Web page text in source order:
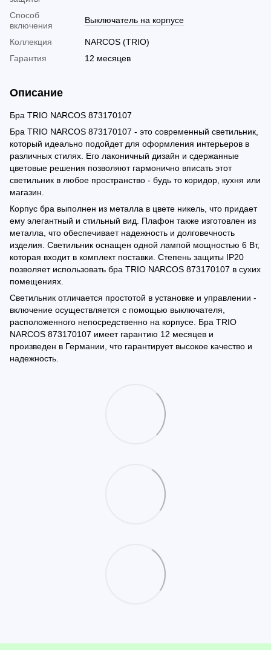
Способ
включения
Выключатель на корпусе
Коллекция
NARCOS (TRIO)
Гарантия
12 месяцев
Описание
Бра TRIO NARCOS 873170107
Бра TRIO NARCOS 873170107 - это современный светильник,
который идеально подойдет для оформления интерьеров в
различных стилях. Его лаконичный дизайн и сдержанные
цветовые решения позволяют гармонично вписать этот
светильник в любое пространство - будь то коридор, кухня или
магазин.
Корпус бра выполнен из металла в цвете никель, что придает
ему элегантный и стильный вид. Плафон также изготовлен из
металла, что обеспечивает надежность и долговечность
изделия. Светильник оснащен одной лампой мощностью 6 Вт,
которая входит в комплект поставки. Степень защиты IP20
позволяет использовать бра TRIO NARCOS 873170107 в сухих
помещениях.
Светильник отличается простотой в установке и управлении -
включение осуществляется с помощью выключателя,
расположенного непосредственно на корпусе. Бра TRIO
NARCOS 873170107 имеет гарантию 12 месяцев и
произведен в Германии, что гарантирует высокое качество и
надежность.